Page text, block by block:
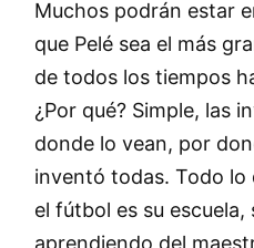
Muchos podrán estar
que Pelé sea el más
de todos los tiempos
¿Por qué? Simple, las
donde lo vean, por
inventó todas. Todo lo
el fútbol es su
aprendiendo del